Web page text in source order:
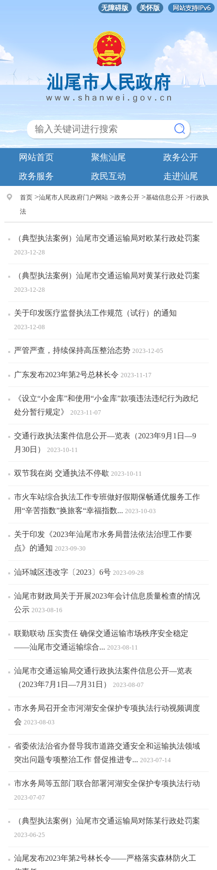
无障碍版 关怀版
网站首页 聚焦汕尾
政务公开
政务服务
政民互动 走进汕尾
首页>汕尾市人民政府门户网站>政务公开>基础信息公开>行政执
法
（典型执法案例）汕尾市交通运输局对欧某行政处罚案
2023-12-28
（典型执法案例）汕尾市交通运输局对黄某行政处罚案
2023-12-28
关于印发医疗监督执法工作规范（试行）的通知
2023-12-08
严管严查，持续保持高压整治态势 2023-12-05
广东发布2023年第2号总林长令 2023-11-17
《设立“小金库”和使用“小金库”款项违法违纪行为政纪
处分暂行规定》
2023-11-07
交通行政执法案件信息公开—览表（2023年9月1日—9
月30日）
2023-10-11
双节我在岗 交通执法不停歇 2023-10-11
市火车站综合执法工作专班做好假期保畅通优服务工作
用“辛苦指数”换旅客“幸福指数... 2023-10-03
关于印发《2023年汕尾市水务局普法依法治理工作要
点》的通知 2023-09-30
汕环城区违改字〔2023〕6号 2023-09-28
汕尾市财政局关于开展2023年会计信息质量检查的情况
公示 2023-08-16
联勤联动 压实责任 确保交通运输市场秩序安全稳定
——汕尾市交通运输综合... 2023-08-11
汕尾市交通运输局交通行政执法案件信息公开—览表
（2023年7月1日—7月31日）
2023-08-07
市水务局召开全市河湖安全保护专项执法行动视频调度
会 2023-08-03
省委依法治省办督导我市道路交通安全和运输执法领域
突出问题专项整治工作 督促推进专... 2023-07-14
市水务局等五部门联合部署河湖安全保护专项执法行动
2023-07-07
（典型执法案例）汕尾市交通运输局对陈某行政处罚案
2023-06-25
汕尾发布2023年第2号林长令——严格落实森林防火工